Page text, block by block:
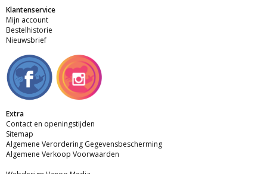
Klantenservice
Mijn account
Bestelhistorie
Nieuwsbrief
Extra
Contact en openingstijden
Sitemap
Algemene Verordering Gegevensbescherming
Algemene Verkoop Voorwaarden